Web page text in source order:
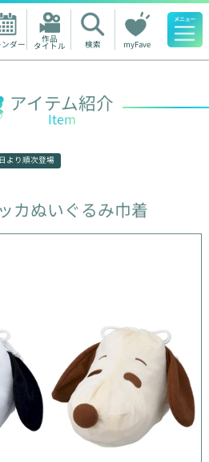
ダー 作品
タイトル 検索 myFave
アイテム紹介
Item
より順次登場
カぬいぐるみ巾着